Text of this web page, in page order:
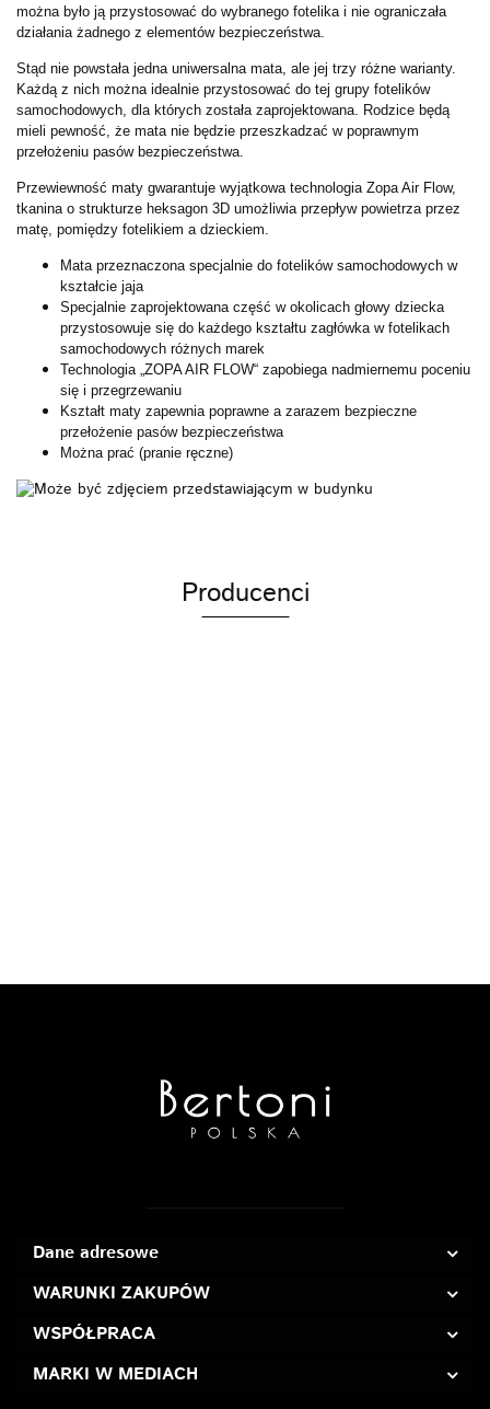
można było ją przystosować do wybranego fotelika i nie ograniczała
działania żadnego z elementów bezpieczeństwa.
Stąd nie powstała jedna uniwersalna mata, ale jej trzy różne warianty.
Każdą z nich można idealnie przystosować do tej grupy fotelików
samochodowych, dla których została zaprojektowana. Rodzice będą
mieli pewność, że mata nie będzie przeszkadzać w poprawnym
przełożeniu pasów bezpieczeństwa.
Przewiewność maty gwarantuje wyjątkowa technologia Zopa Air Flow,
tkanina o strukturze heksagon 3D umożliwia przepływ powietrza przez
matę, pomiędzy fotelikiem a dzieckiem.
Mata przeznaczona specjalnie do fotelików samochodowych w
kształcie jaja
Specjalnie zaprojektowana część w okolicach głowy dziecka
przystosowuje się do każdego kształtu zagłówka w fotelikach
samochodowych różnych marek
Technologia „ZOPA AIR FLOW“ zapobiega nadmiernemu poceniu
się i przegrzewaniu
Kształt maty zapewnia poprawne a zarazem bezpieczne
przełożenie pasów bezpieczeństwa
Można prać (pranie ręczne)
Producenci
Dane adresowe
WARUNKI ZAKUPÓW
WSPÓŁPRACA
MARKI W MEDIACH